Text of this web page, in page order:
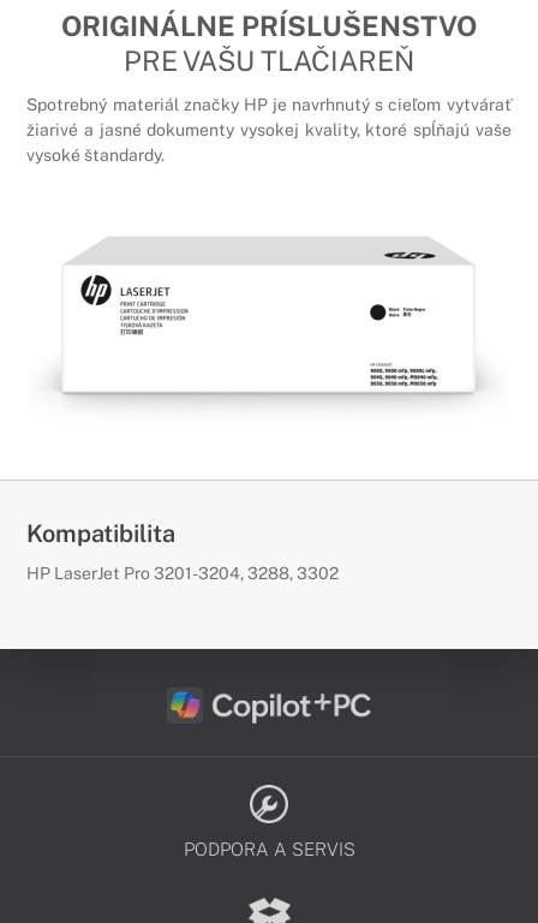
ORIGINÁLNE PRÍSLUŠENSTVO
PRE VAŠU TLAČIAREŇ
Spotrebný materiál značky HP je navrhnutý s cieľom vytvárať
žiarivé a jasné dokumenty vysokej kvality, ktoré spĺňajú vaše
vysoké štandardy.
Kompatibilita
HP LaserJet Pro 3201-3204, 3288, 3302
PODPORA A SERVIS